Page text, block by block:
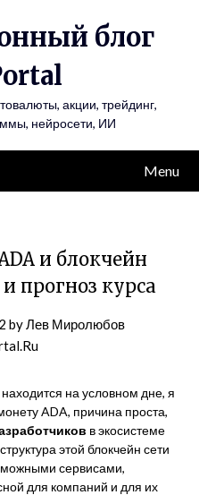
блог
акции, трейдинг,
нейросети, ИИ
Menu
и блокчейн
прогноз курса
byЛев Миролюбов
на условном дне, я
ADA, причина проста,
в экосистеме
этой блокчейн сети
сервисами,
для компаний и для их